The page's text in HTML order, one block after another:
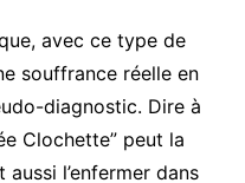
avec ce type de
souffrance réelle en
diagnostic. Dire à
Clochette” peut la
l’enfermer dans